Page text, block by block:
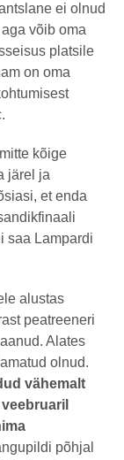
ei olnud
võib oma
platsile
on oma
kõige
järel ja
et enda
saa Lampardi
alustas
peatreeneri
Alates
olnud.
vähemalt
põhjal